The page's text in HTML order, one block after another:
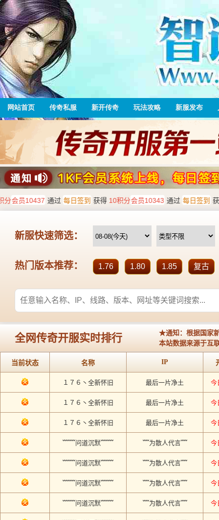
网站首页 传奇私服 新开传奇 玩法攻略 新服发布